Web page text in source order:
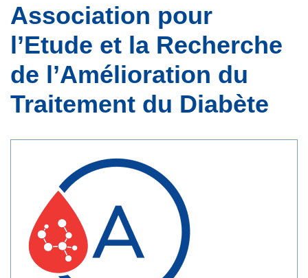
Association pour
l’Etude et la Recherche
de l’Amélioration du
Traitement du Diabète